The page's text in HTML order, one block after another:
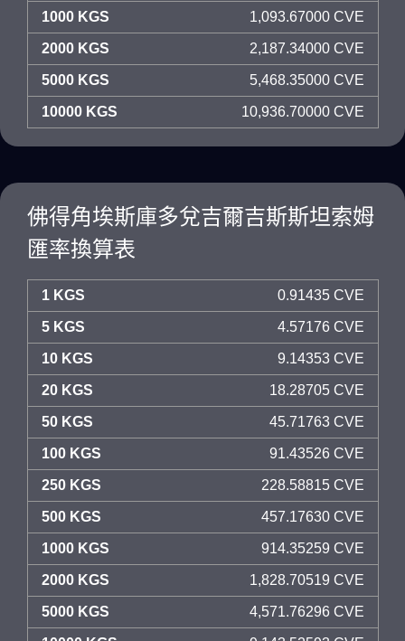
1000 KGS 1,093.67000 CVE
2000 KGS 2,187.34000 CVE
5000 KGS 5,468.35000 CVE
10000 KGS 10,936.70000 CVE
佛得角埃斯庫多兌吉爾吉斯斯坦索姆
匯率換算表
1 KGS 0.91435 CVE
5 KGS 4.57176 CVE
10 KGS 9.14353 CVE
20 KGS 18.28705 CVE
50 KGS 45.71763 CVE
100 KGS 91.43526 CVE
250 KGS 228.58815 CVE
500 KGS 457.17630 CVE
1000 KGS 914.35259 CVE
2000 KGS 1,828.70519 CVE
5000 KGS 4,571.76296 CVE